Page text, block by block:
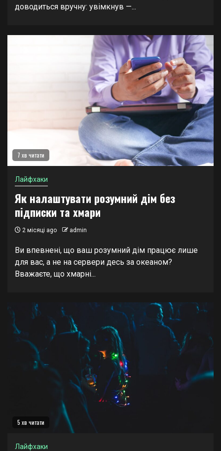
доводиться вручну: увімкнув —...
7 хв читати
Лайфхаки
Як налаштувати розумний дім без
підписки та хмари
2 місяці ago admin
Ви впевнені, що ваш розумний дім працює лише
для вас, а не на сервери десь за океаном?
Вважаєте, що хмарні...
5 хв читати
Лайфхаки